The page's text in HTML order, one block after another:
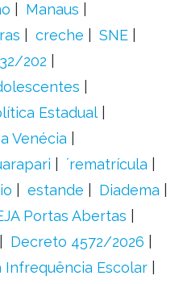
Manaus
creche
SNE
202
Estadual
Venécia
´rematrícula
estande
Diadema
Portas Abertas
Decreto 4572/2026
Infrequência Escolar